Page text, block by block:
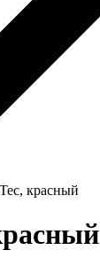
красный